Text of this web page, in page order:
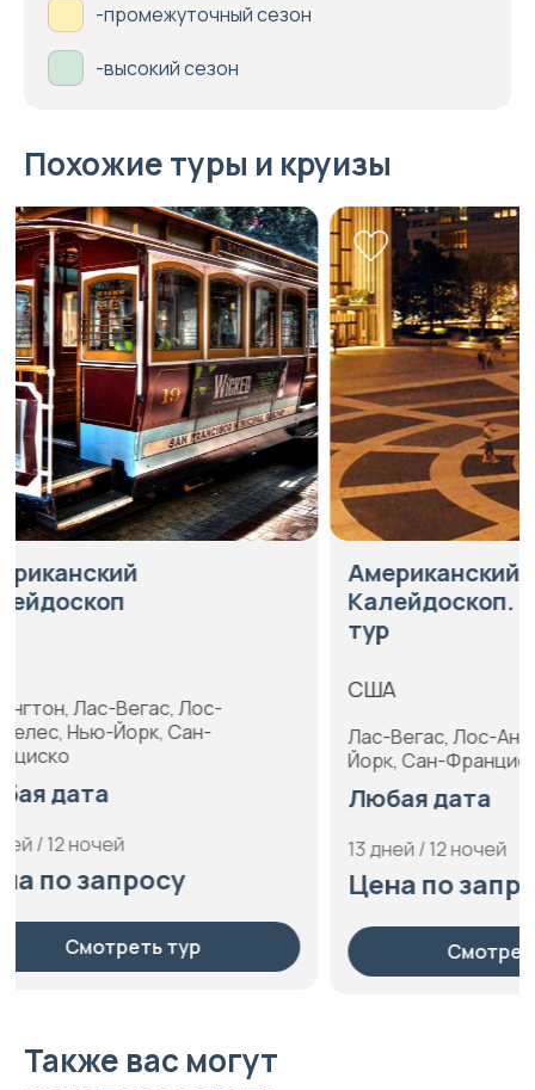
-промежуточный сезон
-высокий сезон
Похожие туры и круизы
Американский
Калейдоскоп. Новогодний
Лас-Вегас, Лос-Анджелес, Нью-
Йорк, Сан-Франциско
Любая дата
13 дней / 12 ночей
Цена по запросу
Смотреть тур
Вся
Йорк, Сан-
Любая
Цена по
Также вас могут